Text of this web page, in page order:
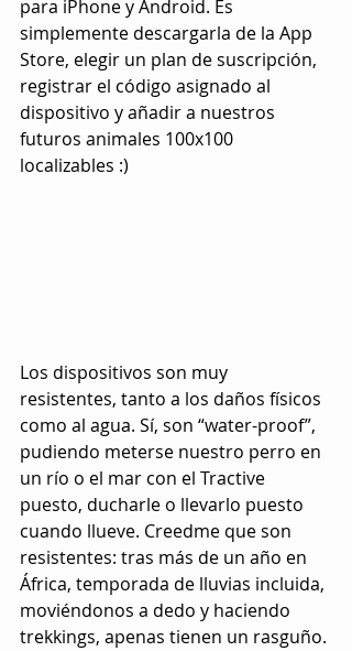
para iPhone y Android. Es
simplemente descargarla de la App
Store, elegir un plan de suscripción,
registrar el código asignado al
dispositivo y añadir a nuestros
futuros animales 100x100
localizables :)
Los dispositivos son muy
resistentes, tanto a los daños físicos
como al agua. Sí, son “water-proof”,
pudiendo meterse nuestro perro en
un río o el mar con el Tractive
puesto, ducharle o llevarlo puesto
cuando llueve. Creedme que son
resistentes: tras más de un año en
África, temporada de lluvias incluida,
moviéndonos a dedo y haciendo
trekkings, apenas tienen un rasguño.